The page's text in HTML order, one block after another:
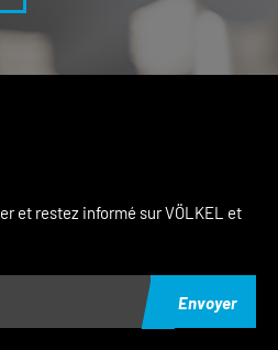
et restez informé sur VÖLKEL et
Envoyer